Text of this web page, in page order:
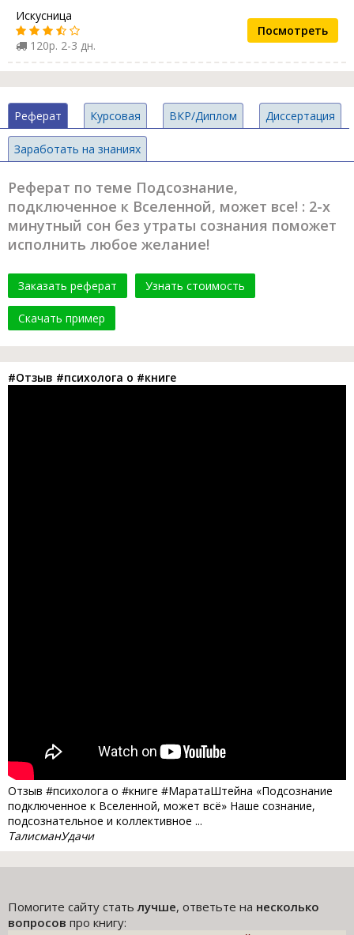
Искусница
120р. 2-3 дн.
Посмотреть
Реферат Курсовая ВКР/Диплом Диссертация
Заработать на знаниях
Реферат по теме Подсознание,
подключенное к Вселенной, может все! : 2-х
минутный сон без утраты сознания поможет
исполнить любое желание!
Заказать реферат Узнать стоимость
Скачать пример
#Отзыв #психолога о #книге
Отзыв #психолога о #книге #МаратаШтейна «Подсознание
подключенное к Вселенной, может всё» Наше сознание,
подсознательное и коллективное ...
ТалисманУдачи
Помогите сайту статьлучше, ответьте на несколько
вопросов про книгу: